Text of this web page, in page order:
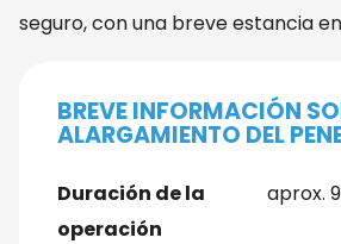
seguro, con una breve estancia
BREVE INFORMACIÓN
ALARGAMIENTO DEL
Duración de la
operación
aprox.